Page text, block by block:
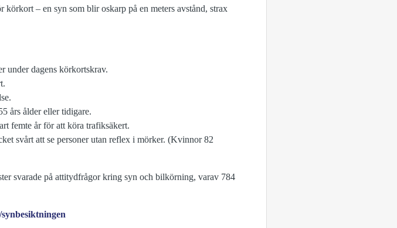
– en syn som blir oskarp på en meters avstånd, strax
under dagens körkortskrav.
års ålder eller tidigare.
femte år för att köra trafiksäkert.
svårt att se personer utan reflex i mörker. (Kvinnor 82
svarade på attitydfrågor kring syn och bilkörning, varav 784